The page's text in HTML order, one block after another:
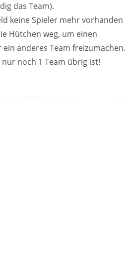
das Team).
keine Spieler mehr vorhanden
Hütchen weg, um einen
anderes Team freizumachen.
nur noch 1 Team übrig ist!